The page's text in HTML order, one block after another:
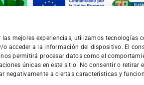
las mejores experiencias, utilizamos tecnologías
o acceder a la información del dispositivo. El
permitirá procesar datos como el
únicas en este sitio. No consentir o retirar
negativamente a ciertas características y